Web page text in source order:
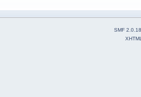
SMF 2.0.18